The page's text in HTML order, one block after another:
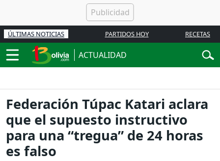
ÚLTIMAS NOTICIAS PARTIDOS HOY RECETAS
ACTUALIDAD
Federación Túpac Katari aclara
que el supuesto instructivo
para una “tregua” de 24 horas
es falso